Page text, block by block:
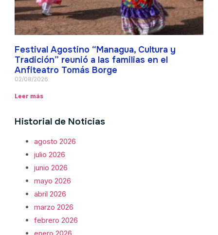
Festival Agostino “Managua, Cultura y
Tradición” reunió a las familias en el
Anfiteatro Tomás Borge
02/08/2026
Leer más
Historial de Noticias
agosto 2026
julio 2026
junio 2026
mayo 2026
abril 2026
marzo 2026
febrero 2026